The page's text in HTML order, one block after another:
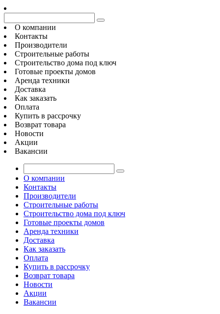
О компании
Контакты
Производители
Строительные работы
Строительство дома под ключ
Готовые проекты домов
Аренда техники
Доставка
Как заказать
Оплата
Купить в рассрочку
Возврат товара
Новости
Акции
Вакансии
О компании
Контакты
Производители
Строительные работы
Строительство дома под ключ
Готовые проекты домов
Аренда техники
Доставка
Как заказать
Оплата
Купить в рассрочку
Возврат товара
Новости
Акции
Вакансии